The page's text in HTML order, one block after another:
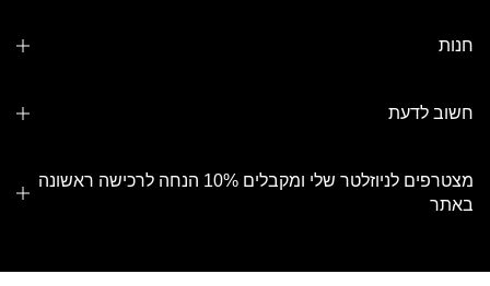
חנות
חשוב לדעת
מצטרפים לניוזלטר שלי ומקבלים 10% הנחה לרכישה ראשונה
באתר